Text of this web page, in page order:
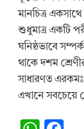
মানচিত্র
শুধুমাত্র একটি
ঘনিষ্ঠভাবে
থাকে দশম
সাধারণত এরকমঃ
এখানে সবচেয়ে